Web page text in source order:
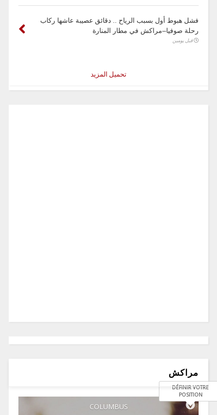
فشل هبوط أول بسبب الرياح .. دقائق عصيبة عاشها ركاب
رحلة صوفيا–مراكش في مطار المنارة
قبل يومين
تحميل المزيد
مراكش
COLUMBUS
DÉFINIR VOTRE
POSITION